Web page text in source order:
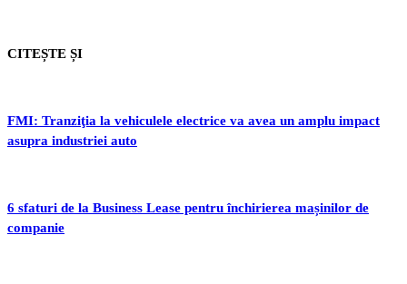
CITEȘTE ȘI
FMI: Tranziţia la vehiculele electrice va avea un amplu impact
asupra industriei auto
6 sfaturi de la Business Lease pentru închirierea mașinilor de
companie